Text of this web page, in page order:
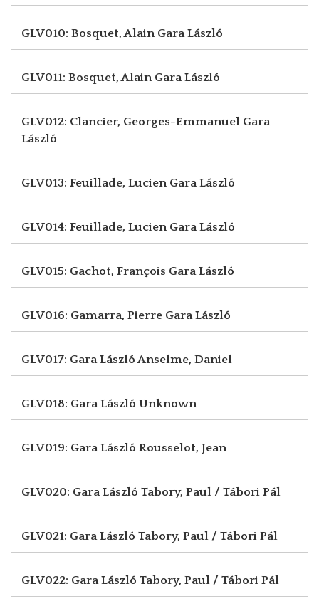
GLV010: Bosquet, Alain Gara László
GLV011: Bosquet, Alain Gara László
GLV012: Clancier, Georges-Emmanuel Gara
László
GLV013: Feuillade, Lucien Gara László
GLV014: Feuillade, Lucien Gara László
GLV015: Gachot, François Gara László
GLV016: Gamarra, Pierre Gara László
GLV017: Gara LászlóAnselme, Daniel
GLV018: Gara László Unknown
GLV019: Gara László Rousselot, Jean
GLV020: Gara László Tabory, Paul / Tábori Pál
GLV021: Gara László Tabory, Paul / Tábori Pál
GLV022: Gara László Tabory, Paul / Tábori Pál